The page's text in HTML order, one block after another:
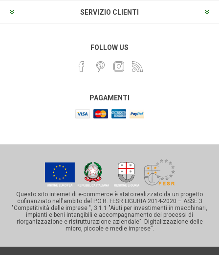
SERVIZIO CLIENTI
FOLLOW US
PAGAMENTI
Questo sito internet di e-commerce è stato realizzato da un progetto
cofinanziato nell'ambito del P.O.R. FESR LIGURIA 2014-2020 – ASSE 3
"Competitività delle imprese ", 3.1.1 "Aiuti per investimenti in macchinari,
impianti e beni intangibili e accompagnamento dei processi di
riorganizzazione e ristrutturazione aziendale". Digitalizzazione delle
micro, piccole e medie imprese”.